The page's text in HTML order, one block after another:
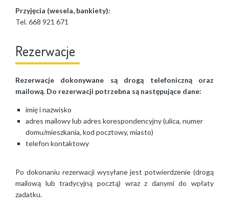
Przyjęcia (wesela, bankiety):
Tel. 668 921 671
Rezerwacje
Rezerwacje dokonywane są drogą telefoniczną oraz
mailową. Do rezerwacji potrzebna są następujące dane:
imię i nazwisko
adres mailowy lub adres korespondencyjny (ulica, numer
domu/mieszkania, kod pocztowy, miasto)
telefon kontaktowy
Po dokonaniu rezerwacji wysyłane jest potwierdzenie (drogą
mailową lub tradycyjną pocztą) wraz z danymi do wpłaty
zadatku.